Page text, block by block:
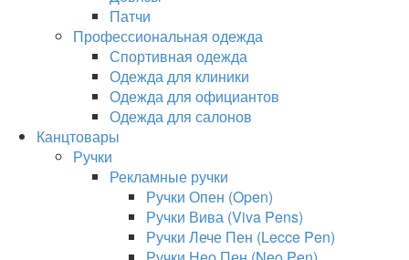
Патчи
Профессиональная одежда
Спортивная одежда
Одежда для клиники
Одежда для официантов
Одежда для салонов
Канцтовары
Ручки
Рекламные ручки
Ручки Опен (Open)
Ручки Вива (Viva Pens)
Ручки Лече Пен (Lecce Pen)